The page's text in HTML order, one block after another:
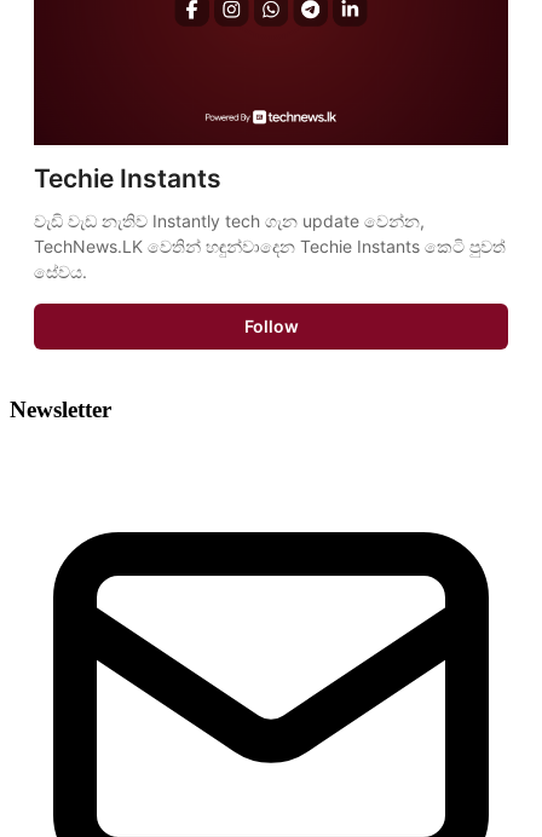
Techie Instants
වැඩි වැඩ නැතිව Instantly tech ගැන update වෙන්න,
TechNews.LK වෙතින් හඳුන්වාදෙන Techie Instants කෙටි පුවත්
සේවය.
Follow
Newsletter